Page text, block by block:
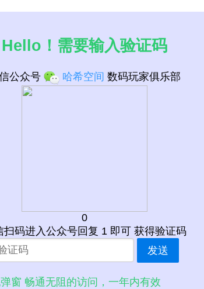
Hello！需要输入验证码
公众号 哈希空间 数码玩家俱乐部
0
扫码进入公众号回复 1 即可 获得验证码
发送
窗 畅通无阻的访问，一年内有效